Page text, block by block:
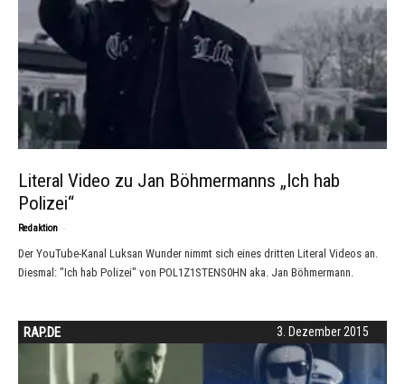
Literal Video zu Jan Böhmermanns „Ich hab
Polizei“
Redaktion -
Der YouTube-Kanal Luksan Wunder nimmt sich eines dritten Literal Videos an.
Diesmal: "Ich hab Polizei" von POL1Z1STENS0HN aka. Jan Böhmermann.
3. Dezember 2015
RAP.DE